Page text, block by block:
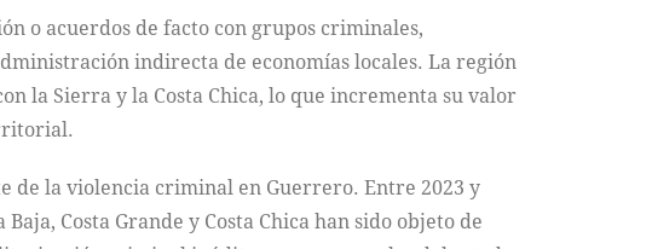
o acuerdos de facto con grupos criminales,
indirecta de economías locales. La región
la Sierra y la Costa Chica, lo que incrementa su valor
de la violencia criminal en Guerrero. Entre 2023 y
Costa Grande y Costa Chica han sido objeto de